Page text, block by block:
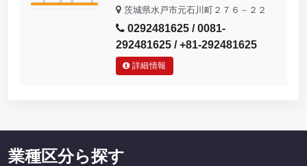
茨城県水戸市元石川町２７６－２２
0292481625 / 0081-
292481625 / +81-292481625
詳細情報
業種区分ら探す